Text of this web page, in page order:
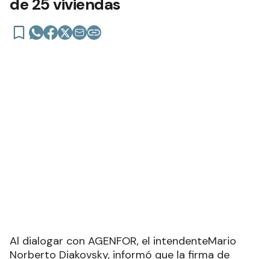
de 25 viviendas